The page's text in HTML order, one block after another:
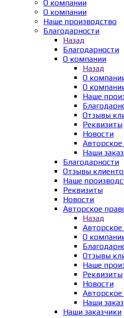
О компании
О компании
Наше производство
Благодарности
Назад
Благодарности
О компании
Назад
О
О
Наше
Отзывы
Реквизиты
Новости
Наши
Благодарности
Отзывы
Наше
Реквизиты
Новости
Авторское
Назад
О
Отзывы
Наше
Реквизиты
Новости
Наши
Наши заказчики